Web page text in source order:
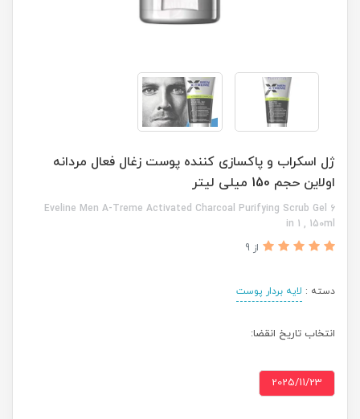
ژل اسکراب و پاکسازی کننده پوست زغال فعال مردانه
اولاین حجم 150 میلی لیتر
Eveline Men A-Treme Activated Charcoal Purifying Scrub Gel 6
in 1 , 150ml
از 9
دسته : لایه بردار پوست
انتخاب تاریخ انقضا:
2025/11/23